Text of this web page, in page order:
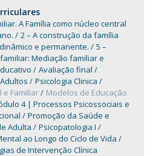
A Família como núcleo central
2 – A construção da família
e permanente.
5 –
Mediação familiar e
Avaliação final
Psicologia Clinica
e Familiar
Modelos de Educação
4 | Processos Psicossociais e
Promoção da Saúde e
Adulta
Psicopatologia I
ao Longo do Ciclo de Vida
de Intervenção Clínica